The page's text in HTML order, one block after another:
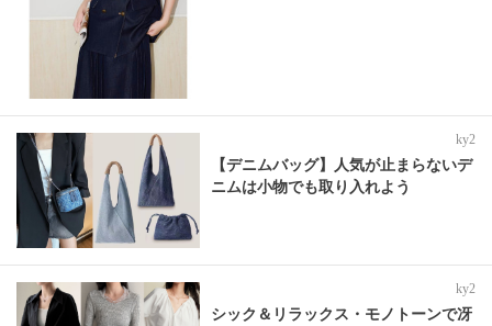
ky2
【デニムバッグ】人気が止まらないデ
ニムは小物でも取り入れよう
ky2
シック＆リラックス・モノトーンで冴